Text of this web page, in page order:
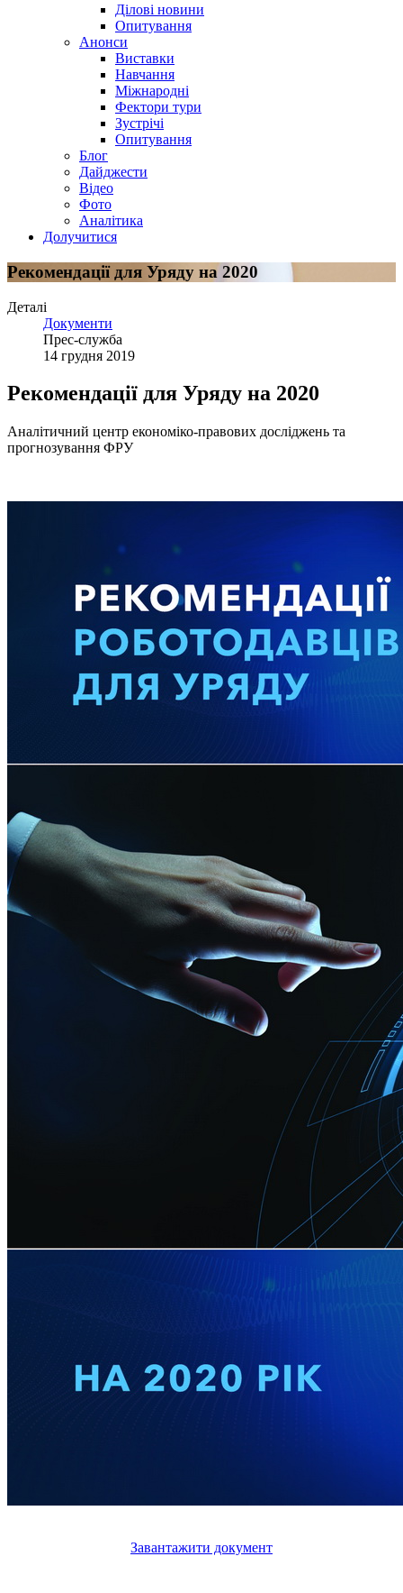
Ділові новини
Опитування
Анонси
Виставки
Навчання
Міжнародні
Фектори тури
Зустрічі
Опитування
Блог
Дайджести
Відео
Фото
Аналітика
Долучитися
Рекомендації для Уряду на 2020
Деталі
Документи
Прес-служба
14 грудня 2019
Рекомендації для Уряду на 2020
Аналітичний центр економіко-правових досліджень та
прогнозування ФРУ
Завантажити документ